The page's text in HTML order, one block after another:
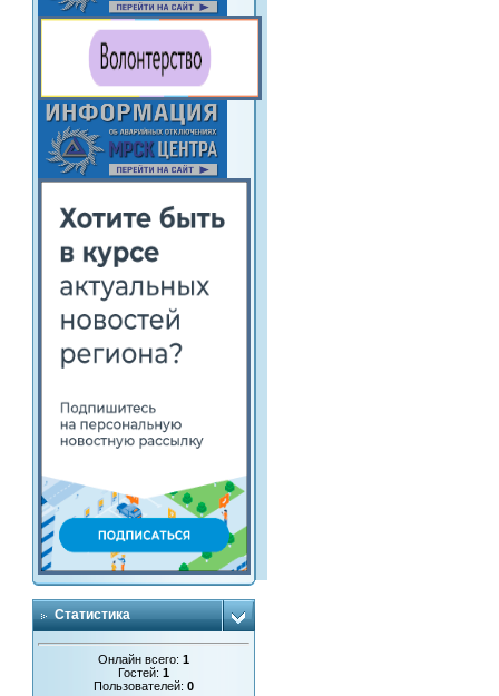
Статистика
Онлайн всего:1
Гостей:1
Пользователей:0